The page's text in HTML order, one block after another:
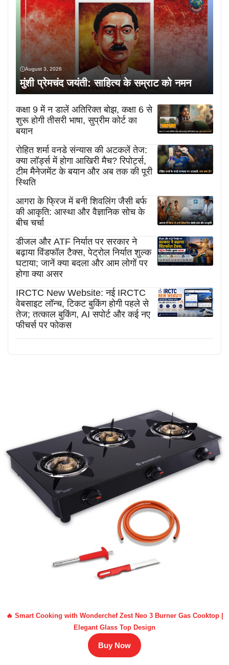
August 3, 2026
मुंशी प्रेमचंद जयंती: साहित्य के सम्राट को नमन
कक्षा 9 में न डालें अतिरिक्त बोझ, कक्षा 6 से
शुरू होगी तीसरी भाषा, सुप्रीम कोर्ट का
बयान
रोहित शर्मा वनडे संन्यास की अटकलें तेज:
क्या लॉर्ड्स में होगा आखिरी मैच? रिपोर्ट्स,
टीम मैनेजमेंट के बयान और अब तक की पूरी
स्थिति
आगरा के फ्रिज में बनी शिवलिंग जैसी बर्फ
की आकृति: आस्था और वैज्ञानिक सोच के
बीच चर्चा
डीजल और ATF निर्यात पर सरकार ने
बढ़ाया विंडफॉल टैक्स, पेट्रोल निर्यात शुल्क
घटाया; जानें क्या बदला और आम लोगों पर
होगा क्या असर
IRCTC New Website: नई IRCTC
वेबसाइट लॉन्च, टिकट बुकिंग होगी पहले से
तेज; तत्काल बुकिंग, AI सपोर्ट और कई नए
फीचर्स पर फोकस
🔥 Smart Cooking with Wonderchef Zest Neo 3 Burner Gas Cooktop |
Elegant Glass Top Design
Buy Now